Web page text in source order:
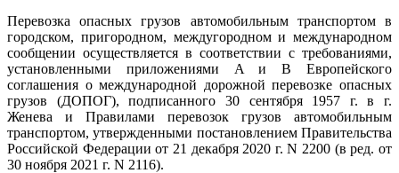
Перевозка опасных грузов автомобильным транспортом в
городском, пригородном, междугородном и международном
сообщении осуществляется в соответствии с требованиями,
установленными приложениями A и B Европейского
соглашения о международной дорожной перевозке опасных
грузов (ДОПОГ), подписанного 30 сентября 1957 г. в г.
Женева и Правилами перевозок грузов автомобильным
транспортом, утвержденными постановлением Правительства
Российской Федерации от 21 декабря 2020 г. N 2200 (в ред. от
30 ноября 2021 г. N 2116).